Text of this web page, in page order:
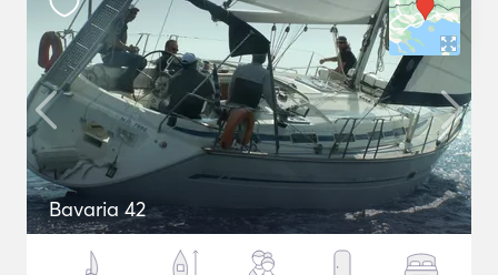
Bavaria 42